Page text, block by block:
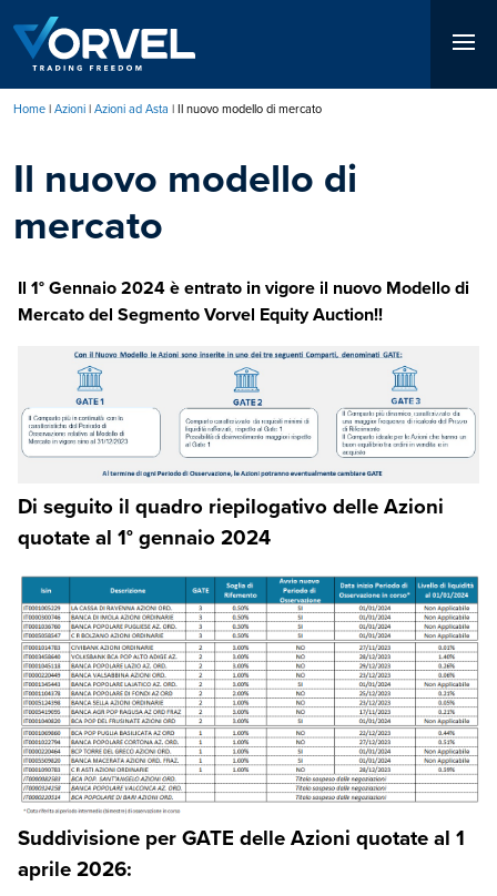
contenuto
principale
di
pane
Home Azioni Azioni ad Asta Il nuovo modello di mercato
Il nuovo modello di
mercato
Il 1° Gennaio 2024 è entrato in vigore il nuovo Modello di
Mercato del Segmento Vorvel Equity Auction!!
Immagine
Di seguito il quadro riepilogativo delle Azioni
quotate al 1° gennaio 2024
Suddivisione per GATE delle Azioni quotate al 1
aprile 2026: